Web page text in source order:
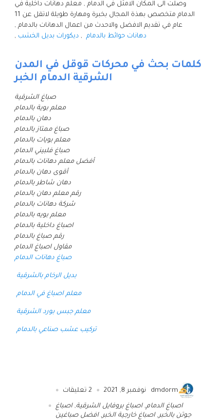
وصلت الى المكان الامثل في الدمام , معلم دهانات داخلية في
الدمام متخصص بهذة المجال بخبرة ومهارة طويلة لاتقل عن 11
عام في تقديم الافضل والاحدث من اعمال الدهانات بالدمام ,
دهانات حوائط بالدمام , ديكورات بديل الخشب ,
كلمات بحث في محركات قوقل في المدن
الشرقية الدمام الخبر
صباغ الشرقية
معلم بوية بالدمام
دهان بالدمام
صباغ ممتاز بالدمام
معلم بويات بالدمام
صباغ فلبيني الدمام
أفضل معلم دهانات بالدمام
أقوى دهان بالدمام
دهان شاطر بالدمام
رقم معلم دهان بالدمام
شركة دهانات بالدمام
معلم بويه بالدمام
اصباغ داخلية بالدمام
رقم صباغ بالدمام
مقاول اصباغ الدمام
صباغ دهانات الدمام
بديل الرخام بالشرقية
معلم اصباغ في الدمام
معلم جبس بورد الشرقية
تركيب عشب صناعي بالدمام
dmdorm نوفمبر 8, 2021 2 تعليقات
اصباغ الدمام,اصباغ بروفايل الشرقية,اصباغ
جوتن بالخبر,اصباغ خارجية الخبر,افضل صباغين